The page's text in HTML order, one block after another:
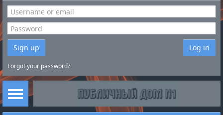
Sign up Log in
Forgot your password?